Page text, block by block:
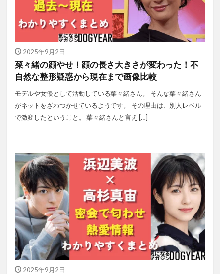
2025年9月2日
菜々緒の顔やせ！顔の長さ大きさが変わった！不
自然な整形疑惑から現在まで画像比較
モデルや女優として活動している菜々緒さん。 そんな菜々緒さん
がネットをざわつかせているようです。 その理由は、別人レベル
で激変したということ。 菜々緒さんと言え […]
2025年9月2日